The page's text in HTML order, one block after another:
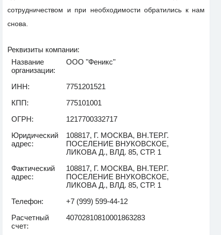
сотрудничеством и при необходимости обратились к нам
снова.
Реквизиты компании:
Название
организации:
ООО "Феникс"
ИНН:
7751201521
КПП:
775101001
ОГРН:
1217700332717
Юридический
адрес:
108817, Г. МОСКВА, ВН.ТЕР.Г.
ПОСЕЛЕНИЕ ВНУКОВСКОЕ,
ЛИКОВА Д., ВЛД. 85, СТР. 1
Фактический
адрес:
108817, Г. МОСКВА, ВН.ТЕР.Г.
ПОСЕЛЕНИЕ ВНУКОВСКОЕ,
ЛИКОВА Д., ВЛД. 85, СТР. 1
Телефон:
+7 (999) 599-44-12
Расчетный
счет:
40702810810001863283